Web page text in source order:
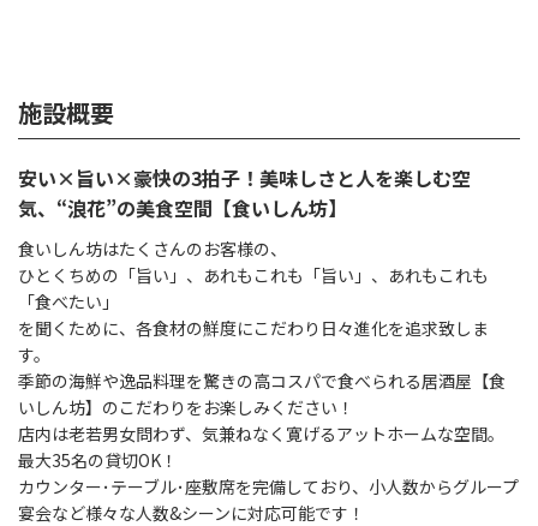
施設概要
安い×旨い×豪快の3拍子！美味しさと人を楽しむ空
気、“浪花”の美食空間【食いしん坊】
食いしん坊はたくさんのお客様の、
ひとくちめの「旨い」、あれもこれも「旨い」、あれもこれも
「食べたい」
を聞くために、各食材の鮮度にこだわり日々進化を追求致しま
す。
季節の海鮮や逸品料理を驚きの高コスパで食べられる居酒屋【食
いしん坊】のこだわりをお楽しみください！
店内は老若男女問わず、気兼ねなく寛げるアットホームな空間。
最大35名の貸切OK！
カウンター･テーブル･座敷席を完備しており、小人数からグループ
宴会など様々な人数&シーンに対応可能です！